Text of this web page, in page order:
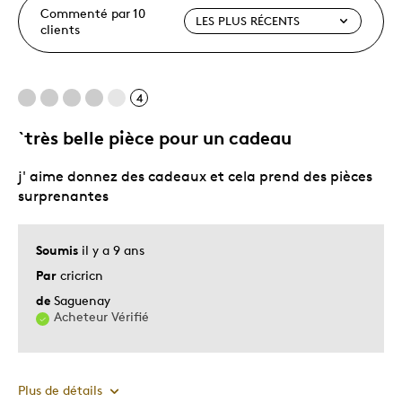
Commenté par 10
clients
4
`très belle pièce pour un cadeau
Soumis il y a 9 ans
Par cricricn
de Saguenay
Acheteur Vérifié
j' aime donnez des cadeaux et cela prend des pièces
surprenantes
Plus de détails